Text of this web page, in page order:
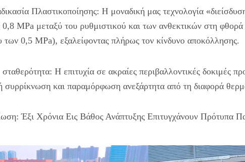
Πλαστικοποίησης: Η μοναδική μας τεχνολογία
MPa μεταξύ του ρυθμιστικού και των ανθεκτικών στη
0,5 MPa), εξαλείφοντας πλήρως τον κίνδυνο αποκόλλησης.
Η επιτυχία σε ακραίες περιβαλλοντικές δοκιμές
συρρίκνωση και παραμόρφωση ανεξάρτητα από τη διαφορά
Έξι Χρόνια Εις Βάθος Ανάπτυξης Επιτυγχάνουν Πρότυπα